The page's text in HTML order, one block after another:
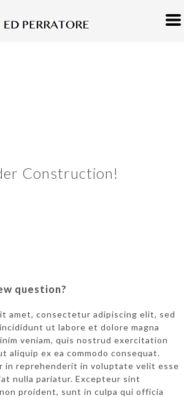
Construction!
question?
amet, consectetur adipiscing elit, sed
ut labore et dolore magna
veniam, quis nostrud exercitation
aliquip ex ea commodo consequat.
in reprehenderit in voluptate velit esse
nulla pariatur. Excepteur sint
proident, sunt in culpa qui officia